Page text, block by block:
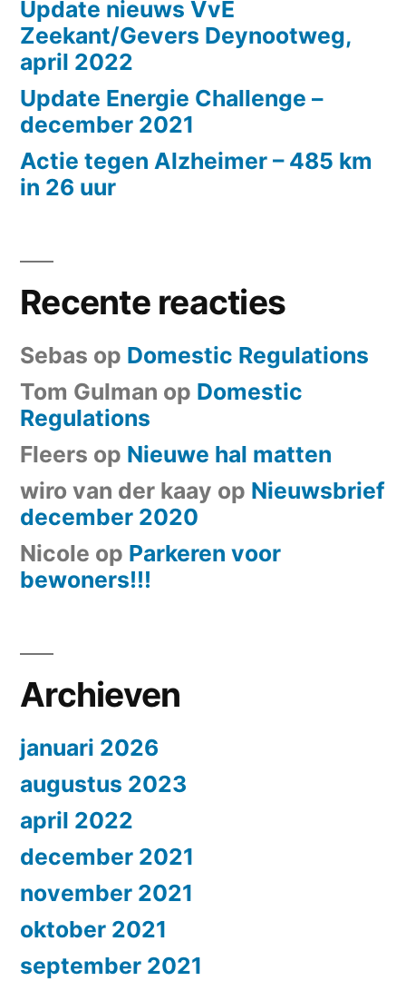
Update nieuws VvE
Zeekant/Gevers Deynootweg,
april 2022
Update Energie Challenge –
december 2021
Actie tegen Alzheimer – 485 km
in 26 uur
Recente reacties
Sebas op Domestic Regulations
Tom Gulman op Domestic
Regulations
Fleers op Nieuwe hal matten
wiro van der kaay op Nieuwsbrief
december 2020
Nicole op Parkeren voor
bewoners!!!
Archieven
januari 2026
augustus 2023
april 2022
december 2021
november 2021
oktober 2021
september 2021